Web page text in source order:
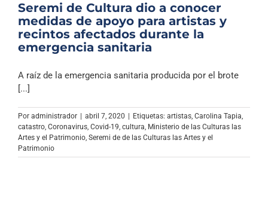
Seremi de Cultura dio a conocer
medidas de apoyo para artistas y
recintos afectados durante la
emergencia sanitaria
A raíz de la emergencia sanitaria producida por el brote
[...]
Por administrador abril 7, 2020 Etiquetas: artistas, Carolina Tapia,
catastro, Coronavirus, Covid-19, cultura, Ministerio de las Culturas las
Artes y el Patrimonio, Seremi de de las Culturas las Artes y el
Patrimonio